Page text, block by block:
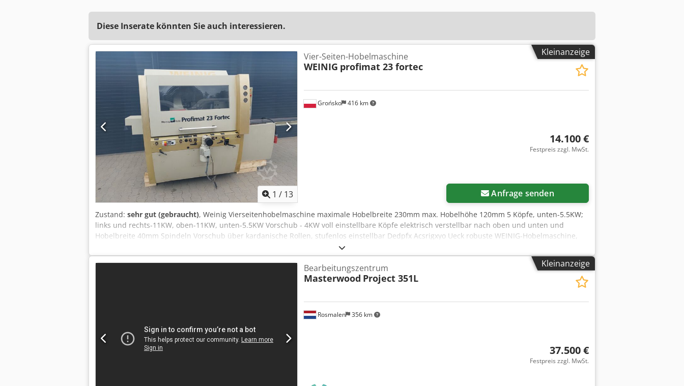
Diese Inserate könnten Sie auch interessieren.
Kleinanzeige
1 / 13
Grońsko 416 km
Vier-Seiten-Hobelmaschine
WEINIG profimat 23 fortec
14.100 €
Festpreis zzgl. MwSt.
Anfrage senden
Zustand: sehr gut (gebraucht), Weinig Vierseitenhobelmaschine maximale Hobelbreite 230mm max. Hobelhöhe 120mm 5 Köpfe, unten-5.5KW;
links und rechts-11KW, oben-11KW, unten-5.5KW Vorschub - 4KW voll einstellbare Köpfe elektrisch verstellbar nach oben und unten und
Hobelbreite 40mm Spindeln Vorschub über kardanische Rollen, stufenlos einstellbar Dedpfx Acsrigxyo Ueck robuste WEINIG-Hobelmaschine,
Kleinanzeige
Rosmalen 356 km
Bearbeitungszentrum
Masterwood Project 351L
37.500 €
Festpreis zzgl. MwSt.